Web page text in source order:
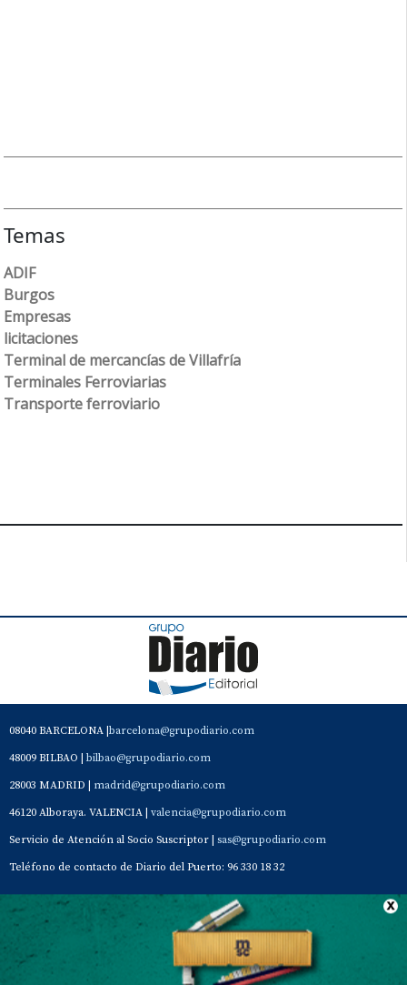
Temas
ADIF
Burgos
Empresas
licitaciones
Terminal de mercancías de Villafría
Terminales Ferroviarias
Transporte ferroviario
08040 BARCELONA | barcelona@grupodiario.com
48009 BILBAO | bilbao@grupodiario.com
28003 MADRID | madrid@grupodiario.com
46120 Alboraya. VALENCIA | valencia@grupodiario.com
Servicio de Atención al Socio Suscriptor | sas@grupodiario.com
Teléfono de contacto de Diario del Puerto: 96 330 18 32
Contacto Aviso Legal Quiénes somos Política de privacidad